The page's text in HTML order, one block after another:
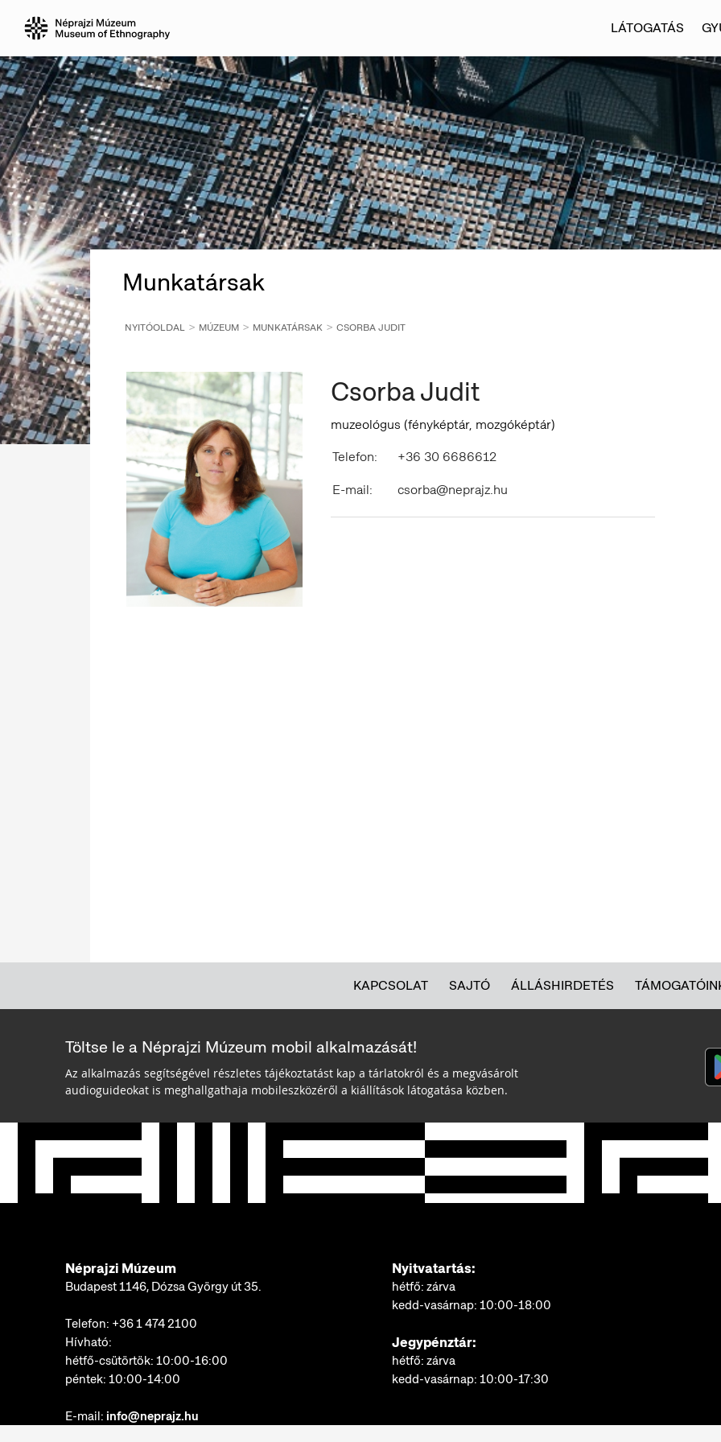
LÁTOGATÁS
Munkatársak
NYITÓOLDAL MÚZEUM MUNKATÁRSAK CSORBA JUDIT
Csorba Judit
muzeológus (fényképtár, mozgóképtár)
Telefon:
+36 30 6686612
E-mail:
csorba@neprajz.hu
KAPCSOLAT SAJTÓ ÁLLÁSHIRDETÉS
Töltse le a Néprajzi Múzeum mobil alkalmazását!
Az alkalmazás segítségével részletes tájékoztatást kap a tárlatokról és a megvásárolt
audioguideokat is meghallgathaja mobileszközéről a kiállítások látogatása közben.
Néprajzi Múzeum
Budapest 1146, Dózsa György út 35.
Telefon: +36 1 474 2100
Hívható:
hétfő-csütörtök: 10:00-16:00
péntek: 10:00-14:00
E-mail: info@neprajz.hu
Nyitvatartás:
hétfő: zárva
kedd-vasárnap: 10:00-18:00
Jegypénztár:
hétfő: zárva
kedd-vasárnap: 10:00-17:30